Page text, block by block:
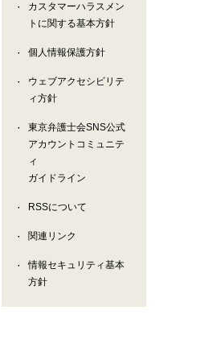
カスタマーハラスメン
トに関する基本方針
個人情報保護方針
ウェブアクセシビリテ
ィ方針
東京弁護士会SNS公式
アカウントコミュニテ
ィ
ガイドライン
RSSについて
関連リンク
情報セキュリティ基本
方針